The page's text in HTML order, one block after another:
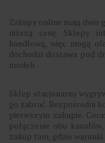
Zakupy online mają dwie
niższą cenę. Sklepy
handlową, więc mogą
dochodzi dostawa pod
modeli.
Sklep stacjonarny
go zabrać. Bezpośredni
pierwszym zakupie.
połączenie obu
zakup tam, gdzie